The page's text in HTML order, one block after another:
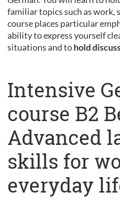
familiar topics such as work,
course places particular
ability to express yourself
situations and tohold
Intensive
course B2
Advanced
skills for
everyday